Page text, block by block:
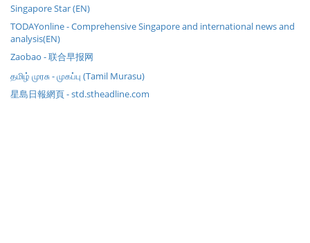
Singapore Star (EN)
TODAYonline - Comprehensive Singapore and international news and
analysis(EN)
Zaobao - 联合早报网
தமிழ் முரசு - முகப்பு (Tamil Murasu)
星島日報網頁 - std.stheadline.com